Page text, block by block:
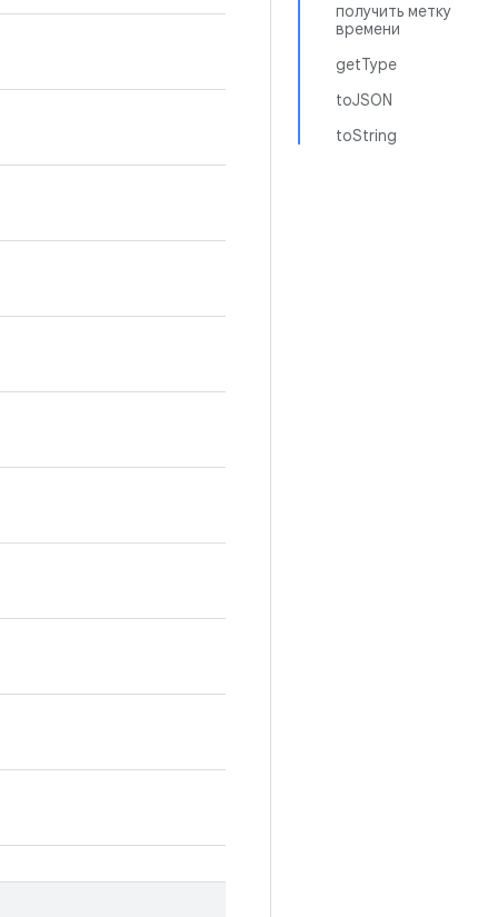
получить метку
времени
getType
toJSON
toString